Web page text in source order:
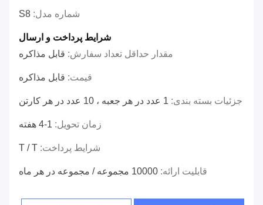
شماره مدل: S8
شرایط پرداخت و ارسال
مقدار حداقل تعداد سفارش: قابل مذاکره
قیمت: قابل مذاکره
جزئیات بسته بندی: 1 عدد در هر جعبه ، 10 عدد در هر کارتن
زمان تحویل: 1-4 هفته
شرایط پرداخت: T / T
قابلیت ارائه: 10000 مجموعه / مجموعه در هر ماه